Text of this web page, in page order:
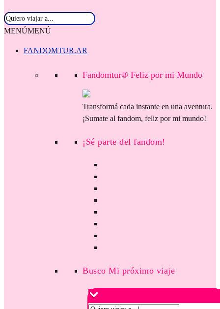
MENÚMENÚ
FANDOMTUR.AR
Fandomtur® Feliz por mi Mundo
Transformá cada instante en una aventura.
¡Sumate al fandom, feliz por mi mundo!
¡Sé parte del fandom!
Busco Mi próximo viaje